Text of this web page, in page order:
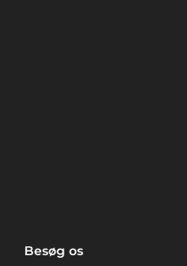
Besøg os